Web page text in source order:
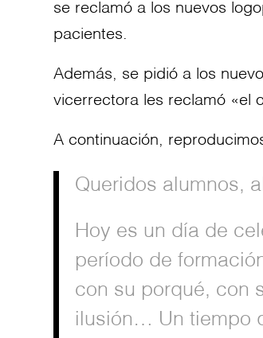
se reclamó a los nuevos
pacientes.
Además, se pidió a los
vicerrectora les reclamó «el
A continuación,
Queridos alumnos,
Hoy es un día de
período de
con su porqué, con
ilusión… Un tiempo